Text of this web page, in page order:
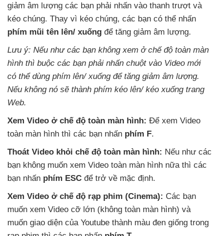
giảm âm lượng các bạn phải nhấn vào thanh trượt và
kéo chúng. Thay vì kéo chúng, các bạn có thể nhấn
phím mũi tên lên/ xuống để tăng giảm âm lượng.
Lưu ý: Nếu như các bạn không xem ở chế độ toàn màn
hình thì buộc các bạn phải nhấn chuột vào Video mới
có thể dùng phím lên/ xuống để tăng giảm âm lượng.
Nếu không nó sẽ thành phím kéo lên/ kéo xuống trang
Web.
Xem Video ở chế độ toàn màn hình: Để xem Video
toàn màn hình thì các bạn nhấn phím F.
Thoát Video khỏi chế độ toàn màn hình: Nếu như các
bạn không muốn xem Video toàn màn hình nữa thì các
bạn nhấn phím ESC để trở về mặc định.
Xem Video ở chế độ rạp phim (Cinema): Các bạn
muốn xem Video cỡ lớn (không toàn màn hình) và
muốn giao diện của Youtube thành màu đen giống trong